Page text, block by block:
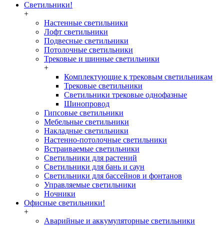
Светильники!
+
Настенные светильники
Лофт светильники
Подвесные светильники
Потолочные светильники
Трековые и шинные светильники
+
Комплектующие к трековым светильникам
Трековые светильники
Светильники трековые однофазные
Шинопровод
Гипсовые светильники
Мебельные светильники
Накладные светильники
Настенно-потолочные светильники
Встраиваемые светильники
Светильники для растений
Светильники для бань и саун
Светильники для бассейнов и фонтанов
Управляемые светильники
Ночники
Офисные светильники!
+
Аварийные и аккумуляторные светильники